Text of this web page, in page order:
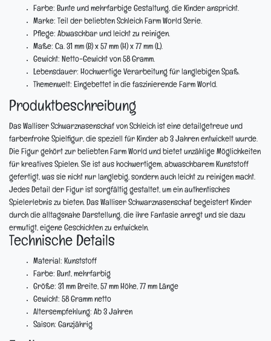
Farbe: Bunte und mehrfarbige Gestaltung, die Kinder anspricht.
Marke: Teil der beliebten Schleich Farm World Serie.
Pflege: Abwaschbar und leicht zu reinigen.
Maße: Ca. 31 mm (B) x 57 mm (H) x 77 mm (L).
Gewicht: Netto-Gewicht von 58 Gramm.
Lebensdauer: Hochwertige Verarbeitung für langlebigen Spaß.
Themenwelt: Eingebettet in die faszinierende Farm World.
Produktbeschreibung
Das Walliser Schwarznasenschaf von Schleich ist eine detailgetreue und
farbenfrohe Spielfigur, die speziell für Kinder ab 3 Jahren entwickelt wurde.
Die Figur gehört zur beliebten Farm World und bietet unzählige Möglichkeiten
für kreatives Spielen. Sie ist aus hochwertigem, abwaschbarem Kunststoff
gefertigt, was sie nicht nur langlebig, sondern auch leicht zu reinigen macht.
Jedes Detail der Figur ist sorgfältig gestaltet, um ein authentisches
Spielerlebnis zu bieten. Das Walliser Schwarznasenschaf begeistert Kinder
durch die alltagsnahe Darstellung, die ihre Fantasie anregt und sie dazu
ermutigt, eigene Geschichten zu entwickeln.
Technische Details
Material: Kunststoff
Farbe: Bunt, mehrfarbig
Größe: 31 mm Breite, 57 mm Höhe, 77 mm Länge
Gewicht: 58 Gramm netto
Altersempfehlung: Ab 3 Jahren
Saison: Ganzjährig